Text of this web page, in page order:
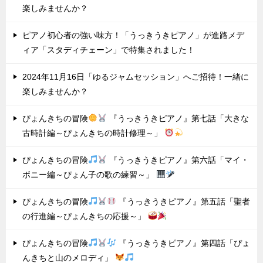
楽しみませんか？
ピアノ初心者の強い味方！「うっきうきピアノ」が進路メデ
ィア「スタディチェーン」で特集されました！
2024年11月16日「ゆるジャムセッション」へご招待！一緒に
楽しみませんか？
ぴょんきちの冒険
『うっきうきピアノ』第七話「大きな
古時計編～ぴょんきちの時計修理～」
ぴょんきちの冒険
『うっきうきピアノ』第六話「マイ・
ボニー編～ぴょん子の歌の練習～」
ぴょんきちの冒険
『うっきうきピアノ』第五話「聖者
の行進編～ぴょんきちの応援～」
ぴょんきちの冒険
『うっきうきピアノ』第四話「ぴょ
んきちと山のメロディ」